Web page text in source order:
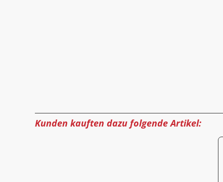
Kunden kauften dazu folgende Artikel: